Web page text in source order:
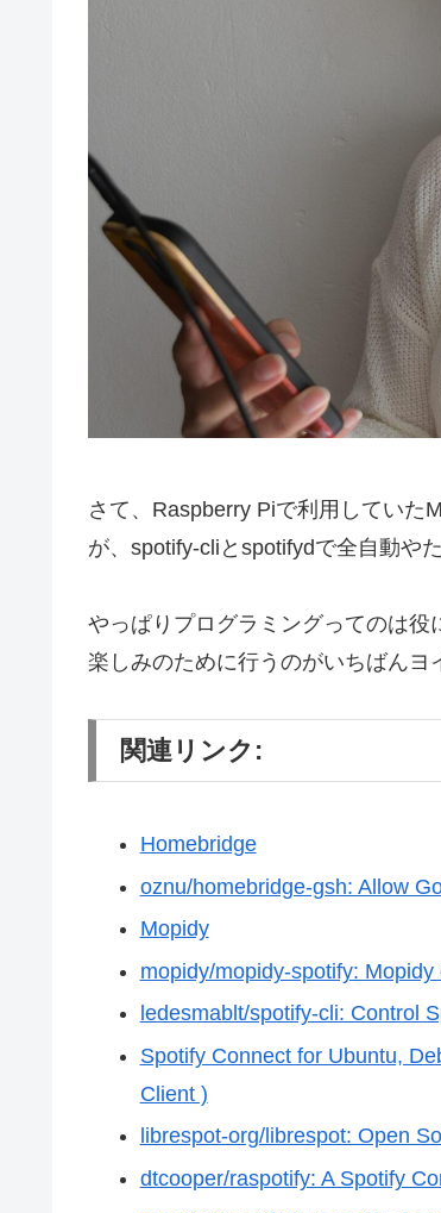
さて、Raspberry Piで利用していた
が、spotify-cliとspotifydで全自動や
やっぱりプログラミングってのは
楽しみのために行うのがいちばんヨ
関連リンク:
Homebridge
oznu/homebridge-gsh: Allow
Mopidy
mopidy/mopidy-spotify:
ledesmablt/spotify-cli: Control
Spotify Connect for Ubuntu,
Client )
librespot-org/librespot: Open
dtcooper/raspotify: A Spotify